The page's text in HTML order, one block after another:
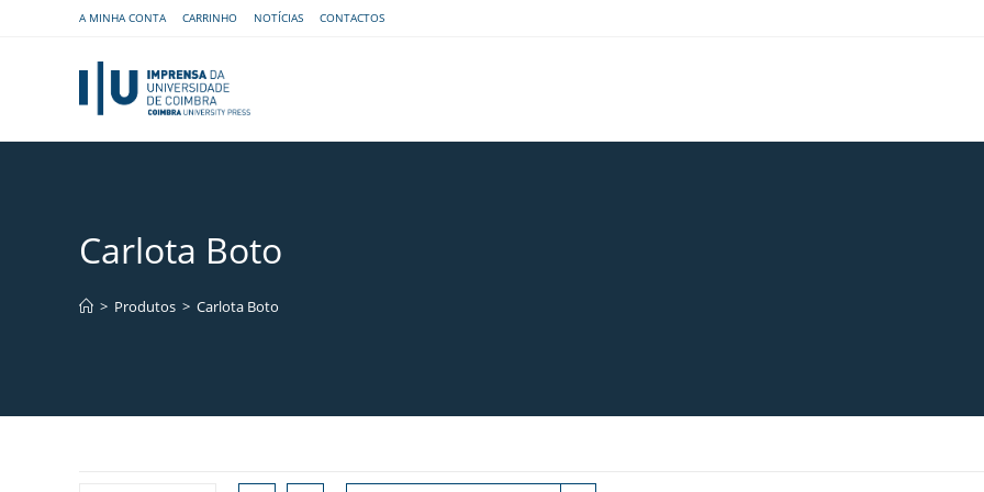
A MINHA CONTA CARRINHO NOTÍCIAS CONTACTOS
Carlota Boto
> Produtos > Carlota Boto